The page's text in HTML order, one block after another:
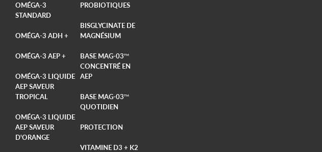
OMÉGA-3
STANDARD
OMÉGA-3 ADH +
OMÉGA-3 AEP +
OMÉGA-3 LIQUIDE
AEP SAVEUR
TROPICAL
OMÉGA-3 LIQUIDE
AEP SAVEUR
D'ORANGE
PROBIOTIQUES
BISGLYCINATE DE
MAGNÉSIUM
BASE MAG-03TM
CONCENTRÉ EN
AEP
BASE MAG-03TM
QUOTIDIEN
PROTECTION
VITAMINE D3 + K2